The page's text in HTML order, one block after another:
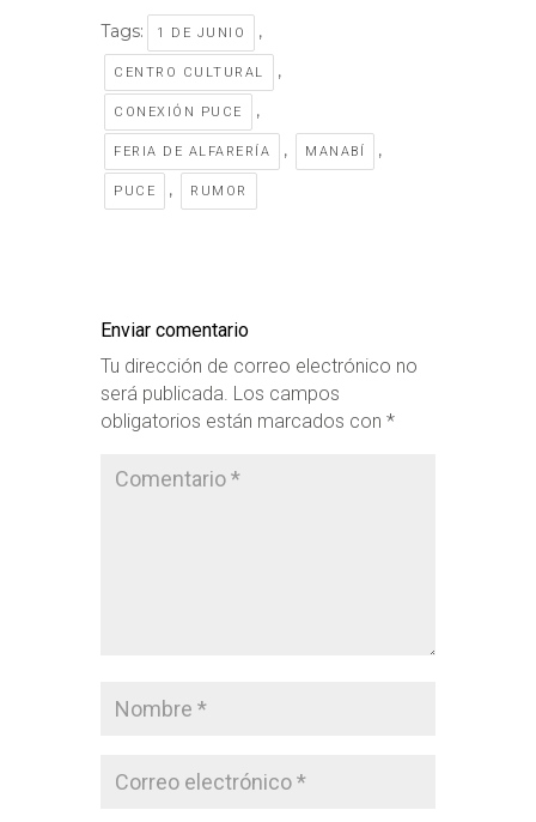
Tags: 1 DE JUNIO ,
CENTRO CULTURAL ,
CONEXIÓN PUCE ,
FERIA DE ALFARERÍA , MANABÍ ,
PUCE , RUMOR
Enviar comentario
Tu dirección de correo electrónico no
será publicada. Los campos
obligatorios están marcados con *